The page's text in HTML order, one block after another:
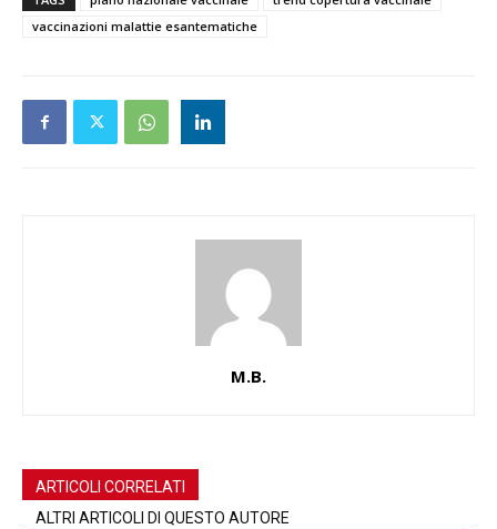
vaccinazioni malattie esantematiche
M.B.
ARTICOLI CORRELATI
ALTRI ARTICOLI DI QUESTO AUTORE